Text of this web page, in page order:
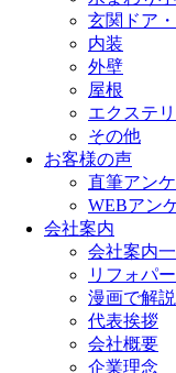
玄関ドア
内装
外壁
屋根
エクステ
その他
お客様の声
直筆アン
WEBアン
会社案内
会社案内
リフォパ
漫画で解
代表挨拶
会社概要
企業理念